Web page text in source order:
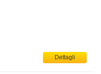
Dettagli